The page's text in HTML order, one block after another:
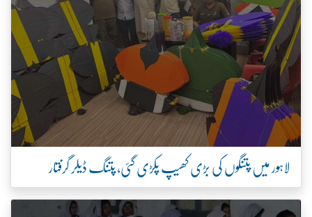
لاہور میں پتنگوں کی بڑی کھیپ پکڑی گئی، پتنگ ڈیلر گرفتار